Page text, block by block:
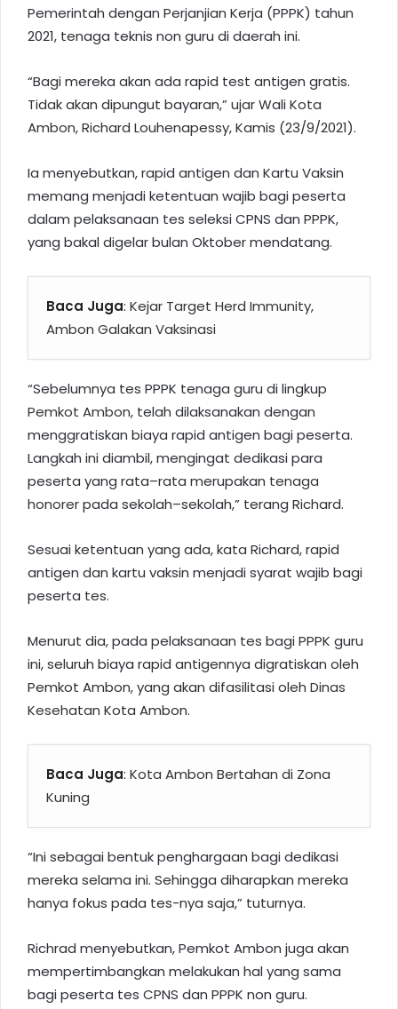
Pemerintah dengan Perjanjian Kerja (PPPK) tahun
2021, tenaga teknis non guru di daerah ini.
“Bagi mereka akan ada rapid test antigen gratis.
Tidak akan dipungut bayaran,” ujar WaliKota
Ambon, Richard Louhenapessy, Kamis (23/9/2021).
Ia menyebutkan, rapid antigen dan Kartu Vaksin
memang menjadi ketentuan wajib bagi peserta
dalam pelaksanaan tes seleksi CPNS dan PPPK,
yang bakal digelar bulan Oktober mendatang.
Baca Juga: Kejar Target Herd Immunity,
Ambon Galakan Vaksinasi
“Sebelumnya tes PPPK tenaga guru di lingkup
Pemkot Ambon, telah dilaksanakan dengan
menggratiskan biaya rapid antigen bagi peserta.
Langkah ini diambil, mengingat dedikasi para
peserta yang rata–rata merupakan tenaga
honorerpada sekolah–sekolah,” terang Richard.
Sesuai ketentuan yang ada, kata Richard, rapid
antigen dan kartu vaksin menjadi syarat wajib bagi
peserta tes.
Menurut dia, pada pelaksanaan tes bagi PPPK guru
ini, seluruh biaya rapid antigennya digratiskan oleh
Pemkot Ambon, yang akan difasilitasi oleh Dinas
Kesehatan Kota Ambon.
Baca Juga: Kota Ambon Bertahan di Zona
Kuning
“Ini sebagai bentuk penghargaan bagi dedikasi
mereka selama ini. Sehingga diharapkan mereka
hanya fokus pada tes-nya saja,” tuturnya.
Richrad menyebutkan, Pemkot Ambon juga akan
mempertimbangkan melakukan hal yang sama
bagi peserta tes CPNS dan PPPK non guru.